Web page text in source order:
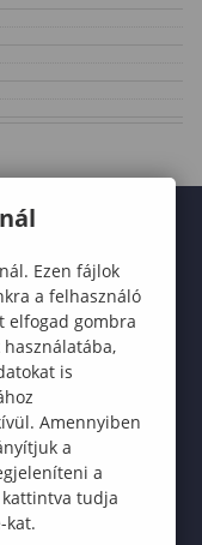
Ezen fájlok
a felhasználó
elfogad gombra
is
Amennyiben
a
a
tudja
kat.